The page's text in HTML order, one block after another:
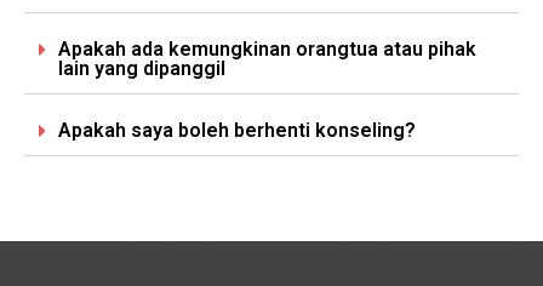
Apakah ada kemungkinan orangtua atau pihak
lain yang dipanggil
Apakah saya boleh berhenti konseling?